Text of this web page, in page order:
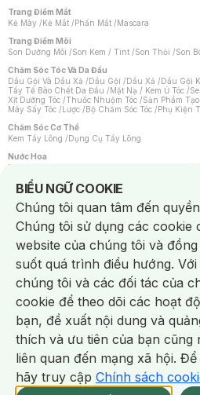
NowFree 2H Giao Nhanh
Trang Điểm Mắt
Kẻ Mày /Kẻ Mắt /Phấn Mắt /Mascara
Trang Điểm Môi
Son Dưỡng Môi /Son Kem / Tint /Son Thỏi /Son
Chăm Sóc Tóc Và Da Đầu
Dầu Gội Và Dầu Xả /Dầu Gội /Dầu Xả /Dầu Gội
Tẩy Tế Bào Chết Da Đầu /Mặt Nạ / Kem Ủ Tóc /
Xịt Dưỡng Tóc /Thuốc Nhuộm Tóc /Sản Phẩm
Máy Sấy Tóc /Lược /Bộ Chăm Sóc Tóc /Phụ Kiện
Chăm Sóc Cơ Thể
Kem Tẩy Lông /Dụng Cụ Tẩy Lông
Nước Hoa
Nước Hoa Nữ
Chăm Sóc Cá Nhân
Chống Muỗi /Khẩu Trang /Máy Massage/Mặt Nạ
Sản Phẩm Chăm Sóc Khác /Bàn Chải Đánh Răng
Hỗ Trợ Trắng Răng/Kem Đánh Răng /Máy Tăm
Tăm / Chỉ Nha Khoa/ Xịt Thơm Miệng / Dung
Khăn Ướt Vệ Sinh Vùng Kín/Băng Vệ Sinh/
Máy Cạo Râu
Vấn Đề Về Da
Da Dầu / Lỗ Chân Lông To/ Da Khô / Mất Nước/
Da Nhạy Cảm / Kích Ứng
Da Xỉn Màu Thâm /
Quầng Thâm & Bọng Mắt /Sẹo /Viêm Da Cơ Địa
Dụng Cụ / Phụ Kiện Chăm Sóc Da
Bông Tẩy Trang
Khăn Lau Mặt Khô Dụng Cụ /
Dụng Cụ Chăm Sóc Khác
BIỂU NGỮ COOKIE
Notice about cookies usage
Chúng tôi quan tâm đến
Chúng tôi sử dụng các cookie
website của chúng tôi và
suốt quá trình điều hướng.
chúng tôi và các đối tác của
cookie để theo dõi các hoạt
bạn, đề xuất nội dung và
thích và ưu tiên của bạn cũng
liên quan đến mạng xã hội.
hãy truy cập Chính sách